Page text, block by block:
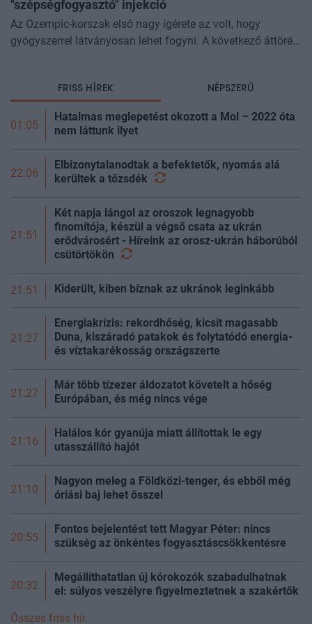
"szépségfogyasztó" injekció
Az Ozempic-korszak első nagy ígérete az volt, hogy
gyógyszerrel látványosan lehet fogyni. A következő áttörés
FRISS HÍREK NÉPSZERŰ
01:05
Hatalmas meglepetést okozott a Mol – 2022 óta
nem láttunk ilyet
22:06
Elbizonytalanodtak a befektetők, nyomás alá
kerültek a tőzsdék
21:51
Két napja lángol az oroszok legnagyobb
finomítója, készül a végső csata az ukrán
erődvárosért - Híreink az orosz-ukrán háborúból
csütörtökön
21:51 Kiderült, kiben bíznak az ukránok leginkább
21:27
Energiakrízis: rekordhőség, kicsit magasabb
Duna, kiszáradó patakok és folytatódó energia-
és víztakarékosság országszerte
21:27
Már több tízezer áldozatot követelt a hőség
Európában, és még nincs vége
21:16
Halálos kór gyanúja miatt állítottak le egy
utasszállító hajót
21:10
Nagyon meleg a Földközi-tenger, és ebből még
óriási baj lehet ősszel
20:55
Fontos bejelentést tett Magyar Péter: nincs
szükség az önkéntes fogyasztáscsökkentésre
20:32
Megállíthatatlan új kórokozók szabadulhatnak
el: súlyos veszélyre figyelmeztetnek a szakértők
Összes friss hír